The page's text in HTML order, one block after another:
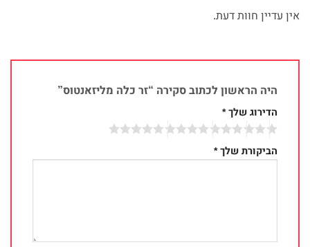
אין עדיין חוות דעת.
היה הראשון לכתוב סקירה “זר כלה מליזאנטוס”
הדירוג שלך*
הביקורת שלך*